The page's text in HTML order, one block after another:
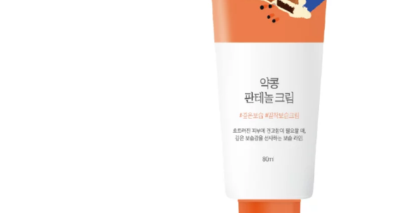
Все товары